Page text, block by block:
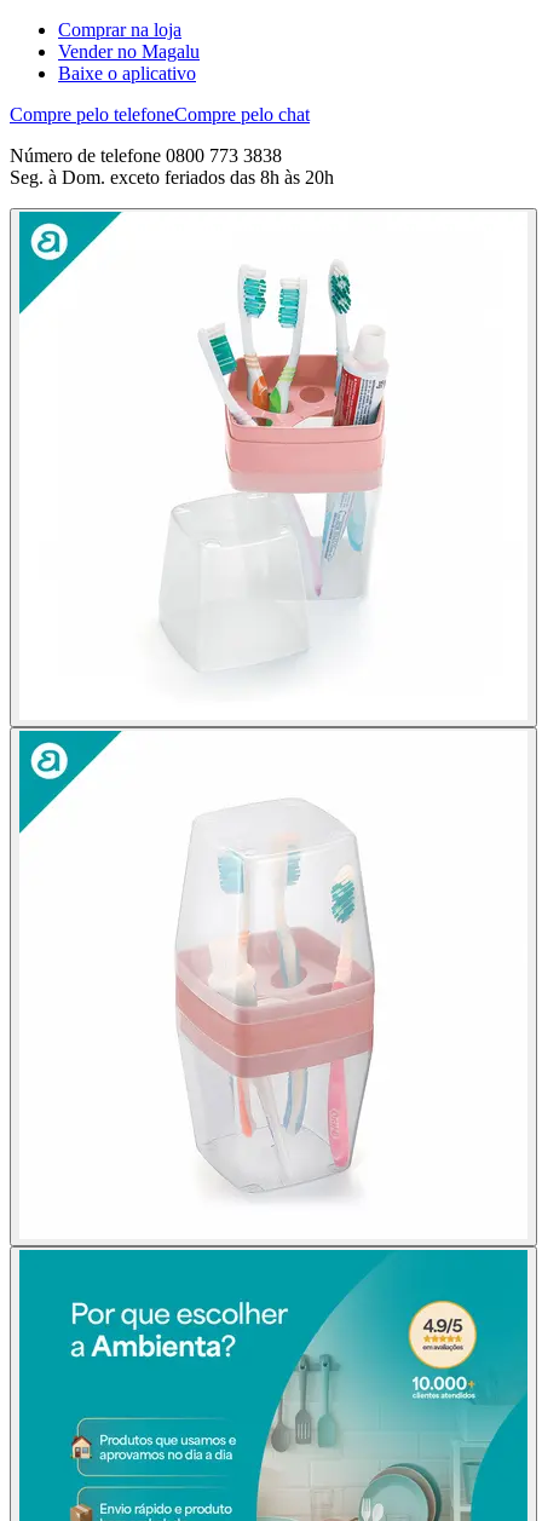
Comprar na loja
Vender no Magalu
Baixe o aplicativo
Compre pelo telefoneCompre pelo chat
Número de telefone 0800 773 3838
Seg. à Dom. exceto feriados das 8h às 20h